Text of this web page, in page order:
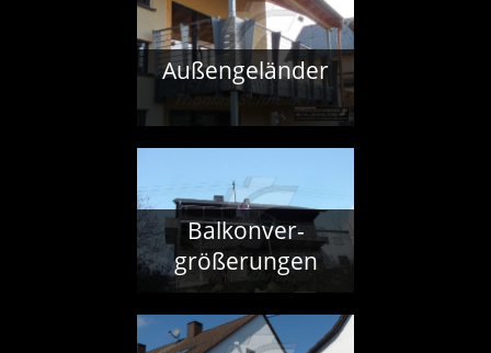
Außengeländer
Balkonver­
größerungen